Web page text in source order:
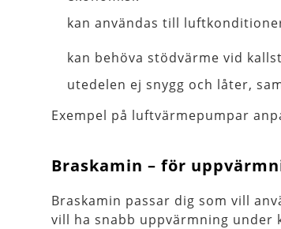
kan användas till
kan behöva stödvärme vid
utedelen ej snygg och låter,
Exempel på luftvärmepumpar
Braskamin – för
Braskamin passar dig som vill
vill ha snabb uppvärmning under